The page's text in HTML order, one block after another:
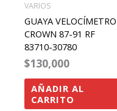
VARIOS
GUAYA VELOCÍMETRO
CROWN 87-91 RF
83710-30780
$130,000
AÑADIR AL
CARRITO